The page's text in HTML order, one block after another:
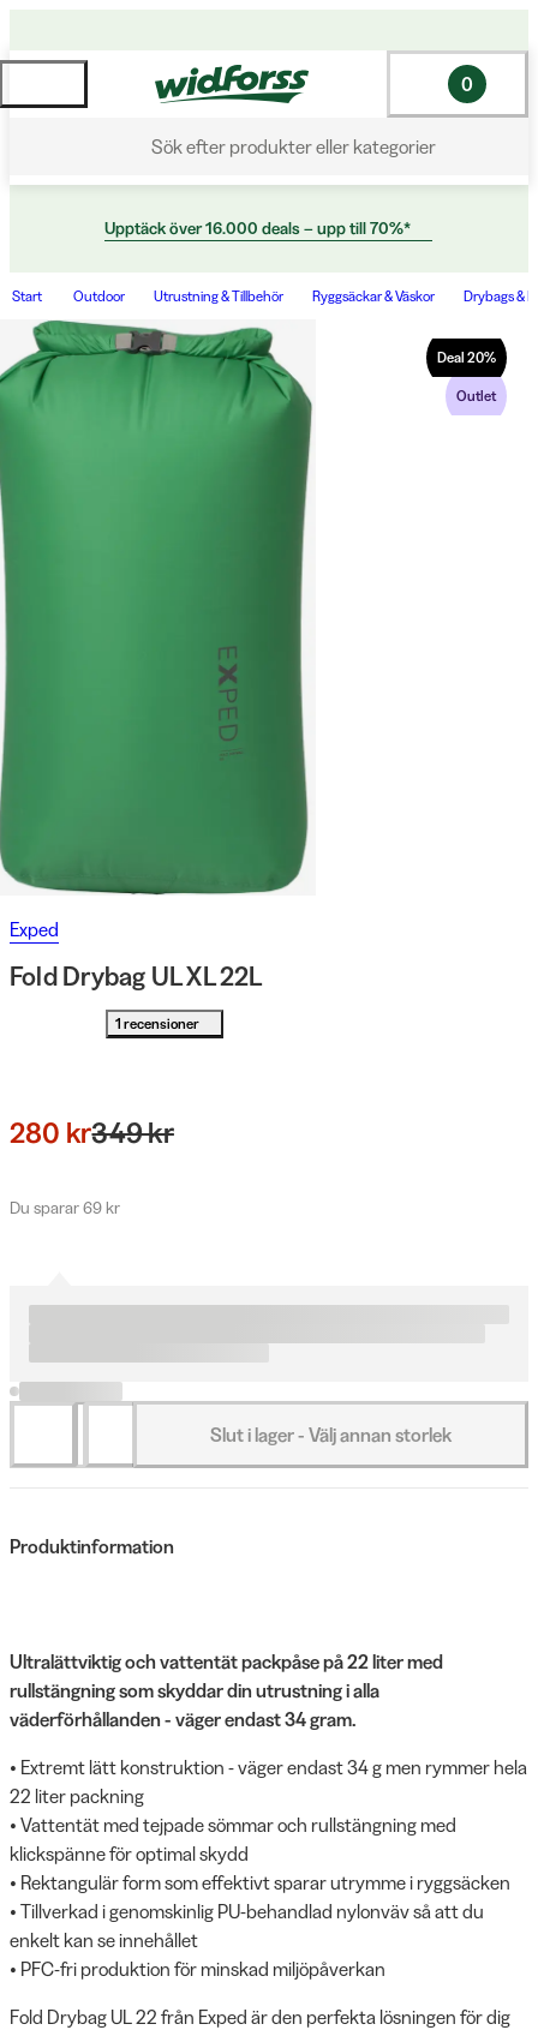
Sök efter produkter eller kategorier
0
Upptäck över 16.000 deals – upp till 70%*
Start Outdoor Utrustning & Tillbehör Ryggsäckar & Väskor Drybags &
Deal 20%
Outlet
Exped
Fold Drybag UL XL 22L
1 recensioner
280 kr349 kr
Du sparar 69 kr
Slut i lager - Välj annan storlek
Produktinformation
Ultralättviktig och vattentät packpåse på 22 liter med
rullstängning som skyddar din utrustning i alla
väderförhållanden - väger endast 34 gram.
• Extremt lätt konstruktion - väger endast 34 g men rymmer hela
22 liter packning
• Vattentät med tejpade sömmar och rullstängning med
klickspänne för optimal skydd
• Rektangulär form som effektivt sparar utrymme i ryggsäcken
• Tillverkad i genomskinlig PU-behandlad nylonväv så att du
enkelt kan se innehållet
• PFC-fri produktion för minskad miljöpåverkan
Fold Drybag UL 22 från Exped är den perfekta lösningen för dig